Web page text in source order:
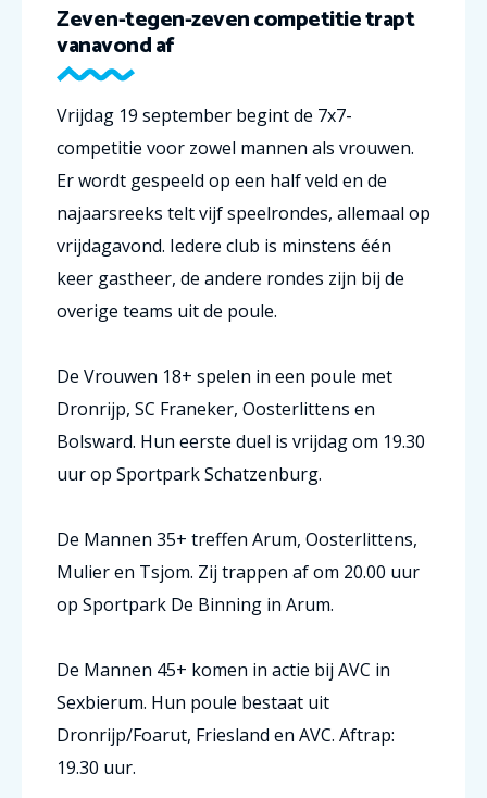
Zeven-tegen-zeven competitie trapt
vanavond af
Vrijdag 19 september begint de 7x7-
competitie voor zowel mannen als vrouwen.
Er wordt gespeeld op een half veld en de
najaarsreeks telt vijf speelrondes, allemaal op
vrijdagavond. Iedere club is minstens één
keer gastheer, de andere rondes zijn bij de
overige teams uit de poule.
De Vrouwen 18+ spelen in een poule met
Dronrijp, SC Franeker, Oosterlittens en
Bolsward. Hun eerste duel is vrijdag om 19.30
uur op Sportpark Schatzenburg.
De Mannen 35+ treffen Arum, Oosterlittens,
Mulier en Tsjom. Zij trappen af om 20.00 uur
op Sportpark De Binning in Arum.
De Mannen 45+ komen in actie bij AVC in
Sexbierum. Hun poule bestaat uit
Dronrijp/Foarut, Friesland en AVC. Aftrap:
19.30 uur.